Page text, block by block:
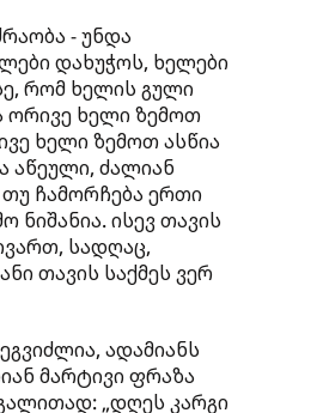
- უნდა
დახუჭოს, ხელები
რომ ხელის გული
ორივე ხელი ზემოთ
ხელი ზემოთ ასწია
აწეული, ძალიან
თუ ჩამორჩება ერთი
ნიშანია. ისევ თავის
სადღაც,
თავის საქმეს ვერ
ადამიანს
მარტივი ფრაზა
„დღეს კარგი